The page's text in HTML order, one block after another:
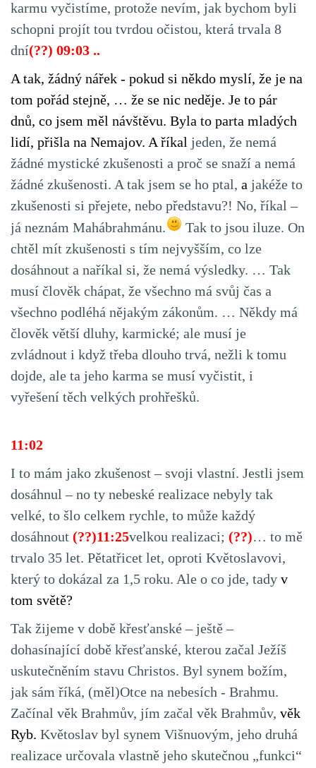
karmu vyčistíme, protože nevím, jak bychom byli
schopni projít tou tvrdou očistou, která trvala 8
dní(??) 09:03 ..
A tak, žádný nářek - pokud si někdo myslí, že je na
tom pořád stejně, … že se nic neděje. Je to pár
dnů, co jsem měl návštěvu. Byla to parta mladých
lidí, přišla na Nemajov. A říkal jeden, že nemá
žádné mystické zkušenosti a proč se snaží a nemá
žádné zkušenosti. A tak jsem se ho ptal, a jakéže to
zkušenosti si přejete, nebo představu?! No, říkal –
já neznám Mahábrahmánu.
Tak to jsou iluze. On
chtěl mít zkušenosti s tím nejvyšším, co lze
dosáhnout a naříkal si, že nemá výsledky. … Tak
musí člověk chápat, že všechno má svůj čas a
všechno podléhá nějakým zákonům. … Někdy má
člověk větší dluhy, karmické; ale musí je
zvládnout i když třeba dlouho trvá, nežli k tomu
dojde, ale ta jeho karma se musí vyčistit, i
vyřešení těch velkých prohřešků.
11:02
I to mám jako zkušenost – svoji vlastní. Jestli jsem
dosáhnul – no ty nebeské realizace nebyly tak
velké, to šlo celkem rychle, to může každý
dosáhnout (??)11:25velkou realizaci; (??)… to mě
trvalo 35 let. Pětatřicet let, oproti Květoslavovi,
který to dokázal za 1,5 roku. Ale o co jde, tady v
tom světě?
Tak žijeme v době křesťanské – ještě –
dohasínající době křesťanské, kterou začal Ježíš
uskutečněním stavu Christos. Byl synem božím,
jak sám říká, (měl)Otce na nebesích - Brahmu.
Začínal věk Brahmův, jím začal věk Brahmův, věk
Ryb. Květoslav byl synem Višnuovým, jeho druhá
realizace určovala vlastně jeho skutečnou „funkci“